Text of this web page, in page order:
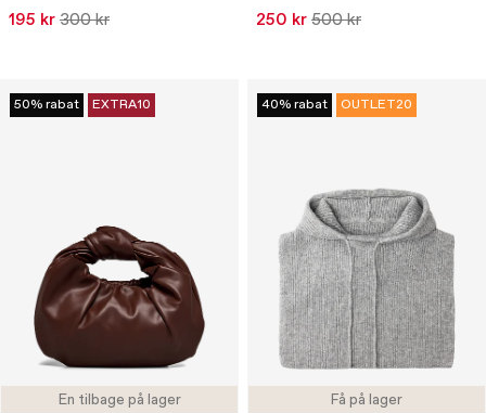
195 kr 300 kr 250 kr 500 kr
En tilbage på lager
50% rabat EXTRA10
Få på lager
40% rabat OUTLET20